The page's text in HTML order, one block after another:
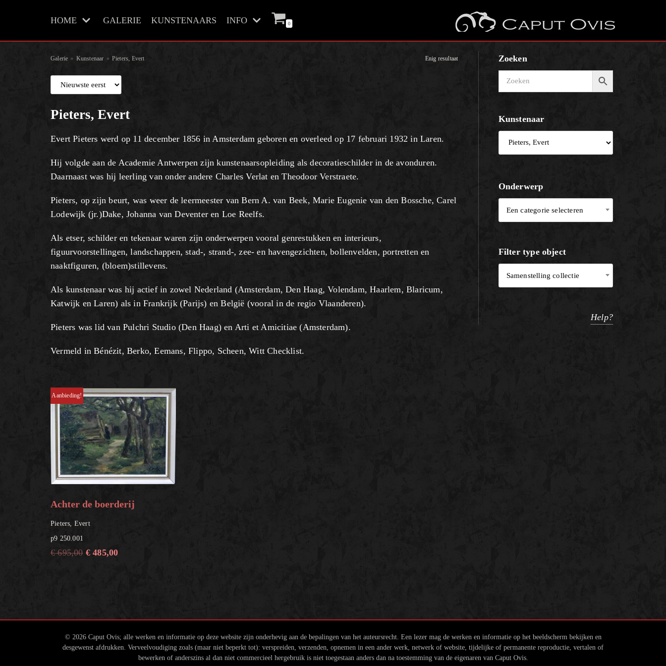
de
HOME GALERIE KUNSTENAARS INFO 0
Galerie » Kunstenaar » Pieters, Evert Enig resultaat
Pieters, Evert
Evert Pieters werd op 11 december 1856 in Amsterdam geboren en overleed op 17 februari 1932 in Laren.
Hij volgde aan de Academie Antwerpen zijn kunstenaarsopleiding als decoratieschilder in de avonduren.
Daarnaast was hij leerling van onder andere Charles Verlat en Theodoor Verstraete.
Pieters, op zijn beurt, was weer de leermeester van Bern A. van Beek, Marie Eugenie van den Bossche, Carel
Lodewijk (jr.)Dake, Johanna van Deventer en Loe Reelfs.
Als etser, schilder en tekenaar waren zijn onderwerpen vooral genrestukken en interieurs,
figuurvoorstellingen, landschappen, stad-, strand-, zee- en havengezichten, bollenvelden, portretten en
naaktfiguren, (bloem)stillevens.
Als kunstenaar was hij actief in zowel Nederland (Amsterdam, Den Haag, Volendam, Haarlem, Blaricum,
Katwijk en Laren) als in Frankrijk (Parijs) en België (vooral in de regio Vlaanderen).
Pieters was lid van Pulchri Studio (Den Haag) en Arti et Amicitiae (Amsterdam).
Vermeld in Bénézit, Berko, Eemans, Flippo, Scheen, Witt Checklist.
Aanbieding!
Achter de boerderij
Pieters, Evert
p9 250.001
€695,00 € 485,00
Zoeken
Kunstenaar
Onderwerp
Een categorie selecteren
Filter type object
Samenstelling collectie
Help?
© 2026 Caput Ovis; alle werken en informatie op deze website zijn onderhevig aan de bepalingen van het auteursrecht. Een lezer mag de werken en informatie op het beeldscherm bekijken en
desgewenst afdrukken. Verveelvoudiging zoals (maar niet beperkt tot): verspreiden, verzenden, opnemen in een ander werk, netwerk of website, tijdelijke of permanente reproductie, vertalen of
bewerken of anderszins al dan niet commercieel hergebruik is niet toegestaan anders dan na toestemming van de eigenaren van Caput Ovis.